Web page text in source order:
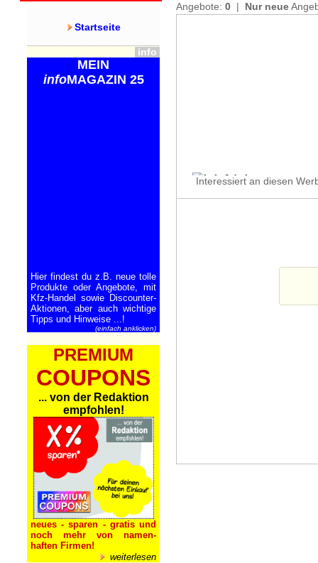
Startseite
info
MEIN
infoMAGAZIN 25
Hier findest du z.B. neue tolle
Produkte oder Angebote, mit
Kfz-Handel sowie Discounter-
Aktionen, aber auch wichtige
Tipps und Hinweise ...!
(einfach anklicken)
PREMIUM
COUPONS
... von der Redaktion
empfohlen!
neues - sparen - gratis und
noch mehr von namen-
haften Firmen!
weiterlesen
Angebote: 0 | Nur neue
Interessiert an diesen